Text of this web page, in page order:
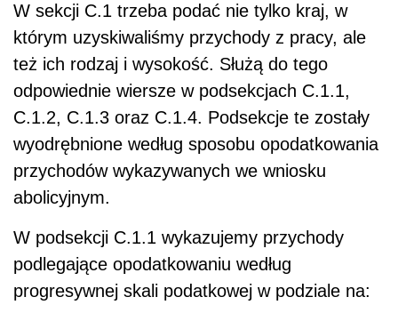
W sekcji C.1 trzeba podać nie tylko kraj, w
którym uzyskiwaliśmy przychody z pracy, ale
też ich rodzaj i wysokość. Służą do tego
odpowiednie wiersze w podsekcjach C.1.1,
C.1.2, C.1.3 oraz C.1.4. Podsekcje te zostały
wyodrębnione według sposobu opodatkowania
przychodów wykazywanych we wniosku
abolicyjnym.
W podsekcji C.1.1 wykazujemy przychody
podlegające opodatkowaniu według
progresywnej skali podatkowej w podziale na: